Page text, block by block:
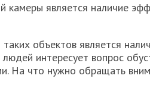
камеры является наличие
объектов является
интересует вопрос
На что нужно обращать